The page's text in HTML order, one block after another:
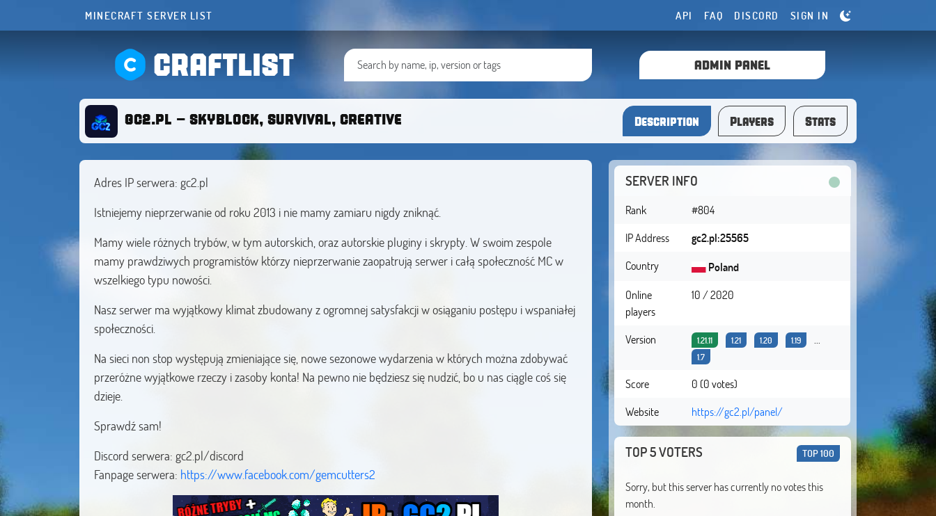
MINECRAFT SERVER LIST API FAQ DISCORD SIGN IN
CRAFTLIST ADMIN PANEL
GC2.PL - SKYBLOCK, SURVIVAL, CREATIVE Description Players Stats
Adres IP serwera: gc2.pl
Istniejemy nieprzerwanie od roku 2013 i nie mamy zamiaru nigdy zniknąć.
Mamy wiele różnych trybów, w tym autorskich, oraz autorskie pluginy i skrypty. W swoim zespole
mamy prawdziwych programistów którzy nieprzerwanie zaopatrują serwer i całą społeczność MC w
wszelkiego typu nowości.
Nasz serwer ma wyjątkowy klimat zbudowany z ogromnej satysfakcji w osiąganiu postępu i wspaniałej
społeczności.
Na sieci non stop występują zmieniające się, nowe sezonowe wydarzenia w których można zdobywać
przeróżne wyjątkowe rzeczy i zasoby konta! Na pewno nie będziesz się nudzić, bo u nas ciągle coś się
dzieje.
Sprawdź sam!
Discord serwera: gc2.pl/discord
Fanpage serwera: https://www.facebook.com/gemcutters2
SERVER INFO
Rank
#804
IP Address
gc2.pl:25565
Country
Poland
Online
players
10 / 2020
Version 1.21.11 1.21 1.20 1.19 ...
1.7
Score
0 (0 votes)
Website
https://gc2.pl/panel/
TOP 5 VOTERS TOP 100
Sorry, but this server has currently no votes this
month.